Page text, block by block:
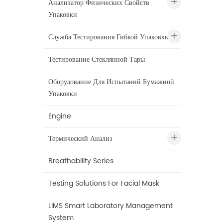
Анализатор Физических Свойств
Упаковки
Служба Тестирования Гибкой Упаковки
Тестирование Стеклянной Тары
Оборудование Для Испытаний Бумажной
Упаковки
Engine
Термический Анализ
Breathability Series
Testing Solutions For Facial Mask
LIMS Smart Laboratory Management
System